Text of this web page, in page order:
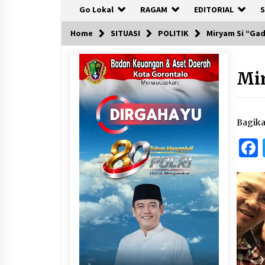
Go Lokal RAGAM EDITORIAL
Home SITUASI POLITIK Miryam Si